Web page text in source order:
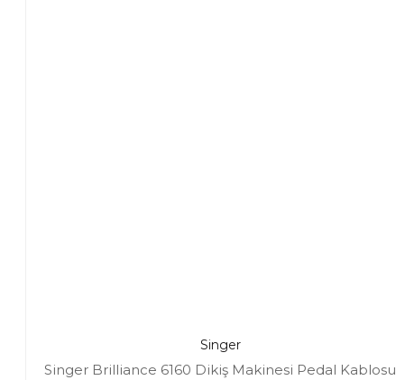
Singer
Singer Brilliance 6160 Dikiş Makinesi Pedal Kablosu